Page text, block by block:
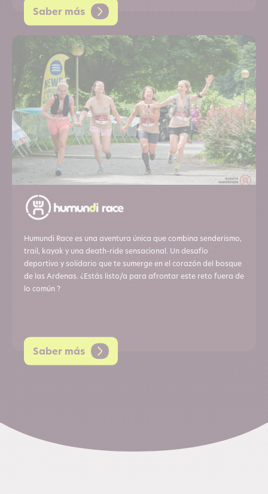
Saber más
Humundi Race es una aventura única que combina senderismo,
trail, kayak y una death-ride sensacional. Un desafío
deportivo y solidario que te sumerge en el corazón del bosque
de las Ardenas. ¿Estás listo/a para afrontar este reto fuera de
lo común ?
Saber más